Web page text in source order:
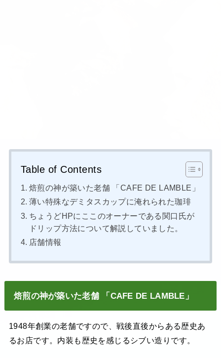
Table of Contents
焙煎の神が築いた老舗 「CAFE DE LAMBLE」
薄い特殊なデミタスカップに淹れられた珈琲
ちょうどHPにここのオーナーである関口氏が
ドリップ方法について解説していました。
店舗情報
焙煎の神が築いた老舗 「CAFE DE LAMBLE」
1948年創業の老舗ですので、戦後直後からある歴史あ
るお店です。内装も歴史を感じるシブい造りです。